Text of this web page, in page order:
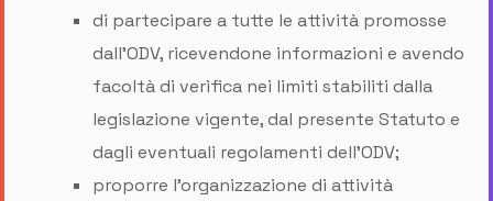
di partecipare a tutte le attività promosse
dall'ODV, ricevendone informazioni e avendo
facoltà di verifica nei limiti stabiliti dalla
legislazione vigente, dal presente Statuto e
dagli eventuali regolamenti dell’ODV;
proporre l'organizzazione di attività